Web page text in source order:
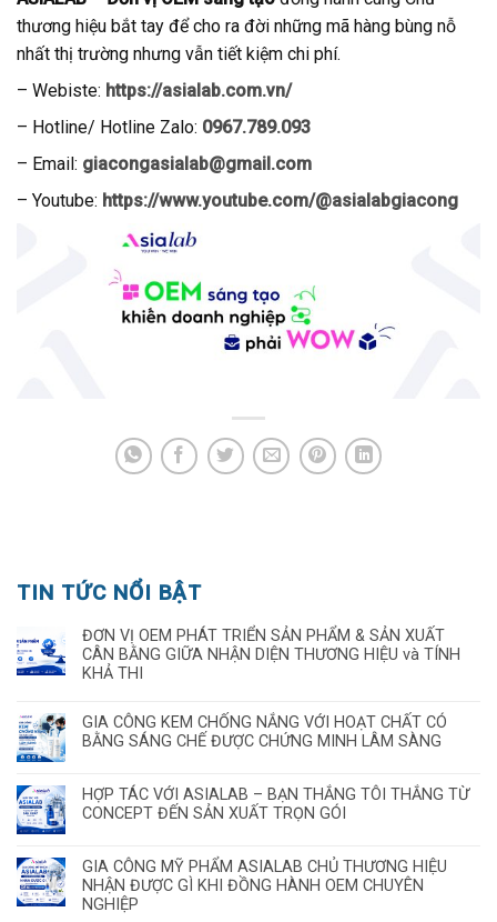
thương hiệu bắt tay để cho ra đời những mã hàng bùng nỗ
nhất thị trường nhưng vẫn tiết kiệm chi phí.
– Webiste: https://asialab.com.vn/
– Hotline/ Hotline Zalo: 0967.789.093
– Email: giacongasialab@gmail.com
– Youtube: https://www.youtube.com/@asialabgiacong
TIN TỨC NỔI BẬT
ĐƠN VỊ OEM PHÁT TRIỂN SẢN PHẨM & SẢN XUẤT
CÂN BẰNG GIỮA NHẬN DIỆN THƯƠNG HIỆU và TÍNH
KHẢ THI
GIA CÔNG KEM CHỐNG NẮNG VỚI HOẠT CHẤT CÓ
BẰNG SÁNG CHẾ ĐƯỢC CHỨNG MINH LÂM SÀNG
HỢP TÁC VỚI ASIALAB – BẠN THẮNG TÔI THẮNG TỪ
CONCEPT ĐẾN SẢN XUẤT TRỌN GÓI
GIA CÔNG MỸ PHẨM ASIALAB CHỦ THƯƠNG HIỆU
NHẬN ĐƯỢC GÌ KHI ĐỒNG HÀNH OEM CHUYÊN
NGHIỆP